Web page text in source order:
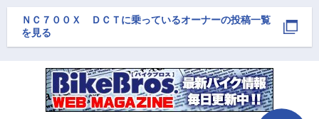
ました、その3。
いつものとこでひとり
撮影会（寒）と海沿い
Canon PowerShot V1
#ぼっちツーリング
ました、その2。すでに
1週間以上前の話ですが
泉混合、源泉浴槽
36℃。絶品ぬる湯に
夕・
も補給してきまし
Canon PowerShot
#ぼっちツーリン
#バイクが好きだ
#三重
ＮＣ７００Ｘ ＤＣＴ に乗っているオーナーの投稿一覧
を見る
型式(任意)